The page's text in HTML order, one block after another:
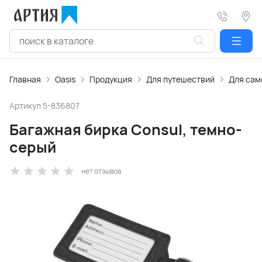
Главная Oasis Продукция Для путешествий Для
Артикул 5-836807
Багажная бирка Consul, темно-
серый
нет отзывов